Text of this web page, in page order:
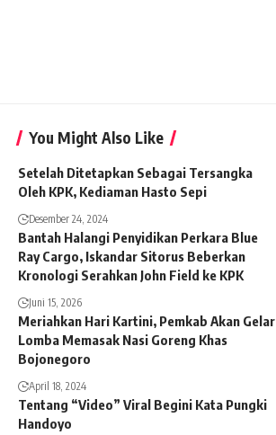
You Might Also Like
Setelah Ditetapkan Sebagai Tersangka
Oleh KPK, Kediaman Hasto Sepi
Desember 24, 2024
Bantah Halangi Penyidikan Perkara Blue
Ray Cargo, Iskandar Sitorus Beberkan
Kronologi Serahkan John Field ke KPK
Juni 15, 2026
Meriahkan Hari Kartini, Pemkab Akan Gelar
Lomba Memasak Nasi Goreng Khas
Bojonegoro
April 18, 2024
Tentang “Video” Viral Begini Kata Pungki
Handoyo